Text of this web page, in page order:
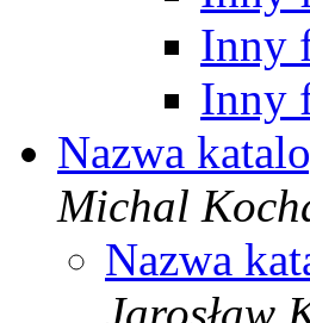
Inny
Inny
Nazwa
Michal
Nazwa